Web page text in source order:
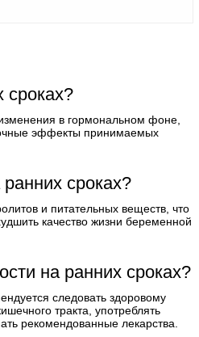
сроках?
в гормональном фоне,
эффекты принимаемых
сроках?
и питательных веществ, что
качество жизни беременной
на ранних сроках?
следовать здоровому
тракта, употреблять
рекомендованные лекарства.